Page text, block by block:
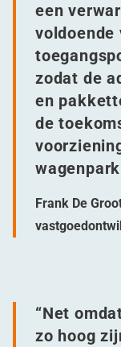
een
zodat de
en
de
Frank De
“Net
zo hoog